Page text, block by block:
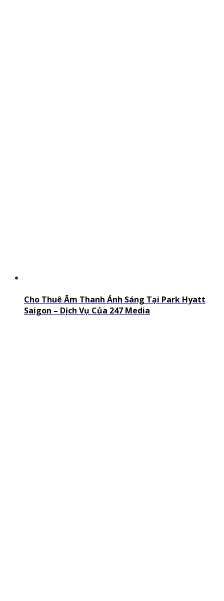
Cho Thuê Âm Thanh Ánh Sáng Tại Park Hyatt
Saigon – Dịch Vụ Của 247 Media